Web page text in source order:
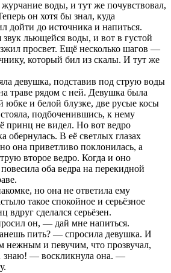
воды, и тут же почувствовал,
он хотя бы знал, куда
дойти до источника и напиться.
звук льющейся воды, и вот в густой
просвет. Ещё несколько шагов —
который бил из скалы. И тут же
девушка, подставив под струю воды
траве рядом с ней. Девушка была
юбке и белой блузке, две русые косы
подбоченившись, к нему
принц не видел. Но вот ведро
обернулась. В её светлых глазах
она приветливо поклонилась, а
второе ведро. Когда и оно
оба ведра на перекидной
но она не ответила ему
такое спокойное и серьёзное
сделался серьёзен.
он, — дай мне напиться.
пить? — спросила девушка. И
нежным и певучим, что прозвучал,
— воскликнула она. —